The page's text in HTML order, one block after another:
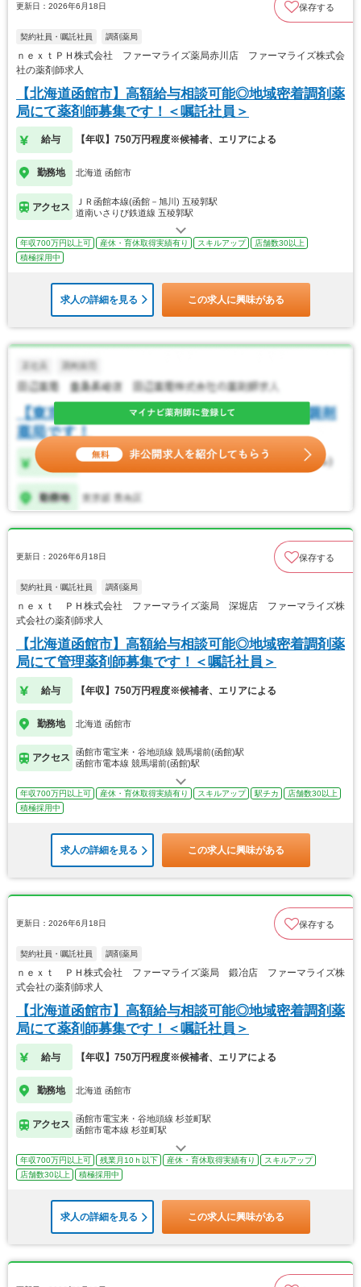
更新日：2026年6月18日 保存する
契約社員・嘱託社員 調剤薬局
ｎｅｘｔＰＨ株式会社 ファーマライズ薬局赤川店 ファーマライズ株式会
社の薬剤師求人
【北海道函館市】高額給与相談可能◎地域密着調剤薬
局にて薬剤師募集です！＜嘱託社員＞
給与 【年収】750万円程度※候補者、エリアによる
勤務地 北海道 函館市
アクセス
ＪＲ函館本線(函館－旭川) 五稜郭駅
道南いさりび鉄道線 五稜郭駅
年収700万円以上可 産休・育休取得実績有り スキルアップ
店舗数30以上
積極採用中
求人の詳細を見る この求人に興味がある
更新日：2026年6月18日 保存する
契約社員・嘱託社員 調剤薬局
ｎｅｘｔ ＰＨ株式会社 ファーマライズ薬局 深堀店 ファーマライズ株
式会社の薬剤師求人
【北海道函館市】高額給与相談可能◎地域密着調剤薬
局にて管理薬剤師募集です！＜嘱託社員＞
給与 【年収】750万円程度※候補者、エリアによる
勤務地 北海道 函館市
アクセス
函館市電宝来・谷地頭線 競馬場前(函館)駅
函館市電本線 競馬場前(函館)駅
年収700万円以上可 産休・育休取得実績有り スキルアップ 駅チカ
店舗数30以上
積極採用中
求人の詳細を見る この求人に興味がある
更新日：2026年6月18日 保存する
契約社員・嘱託社員 調剤薬局
ｎｅｘｔ ＰＨ株式会社 ファーマライズ薬局 鍛冶店 ファーマライズ株
式会社の薬剤師求人
【北海道函館市】高額給与相談可能◎地域密着調剤薬
局にて薬剤師募集です！＜嘱託社員＞
給与 【年収】750万円程度※候補者、エリアによる
勤務地 北海道 函館市
アクセス
函館市電宝来・谷地頭線 杉並町駅
函館市電本線 杉並町駅
年収700万円以上可 残業月10ｈ以下 産休・育休取得実績有り
スキルアップ
店舗数30以上
積極採用中
求人の詳細を見る この求人に興味がある